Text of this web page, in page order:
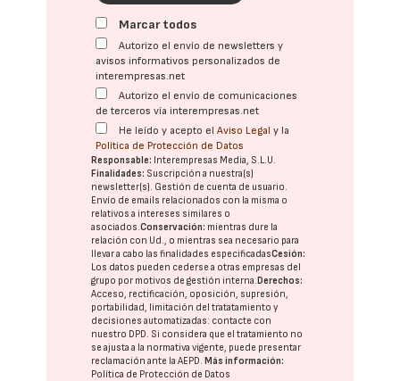
Marcar todos
Autorizo el envío de newsletters y
avisos informativos personalizados de
interempresas.net
Autorizo el envío de comunicaciones
de terceros vía interempresas.net
He leído y acepto elAviso Legal y la
Política de Protección de Datos
Responsable: Interempresas Media, S.L.U.
Finalidades: Suscripción a nuestra(s)
newsletter(s). Gestión de cuenta de usuario.
Envío de emails relacionados con la misma o
relativos a intereses similares o
asociados.Conservación: mientras dure la
relación con Ud., o mientras sea necesario para
llevar a cabo las finalidades especificadasCesión:
Los datos pueden cederse a otras empresas del
grupo por motivos de gestión interna.Derechos:
Acceso, rectificación, oposición, supresión,
portabilidad, limitación del tratatamiento y
decisiones automatizadas: contacte con
nuestro DPD. Si considera que el tratamiento no
se ajusta a la normativa vigente, puede presentar
reclamación ante laAEPD.Más información:
Política de Protección de Datos